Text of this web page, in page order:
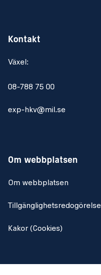
Kontakt
Växel:
08-788 75 00
exp-hkv@mil.se
Om webbplatsen
Om webbplatsen
Tillgänglighetsredogörelse
Kakor (Cookies)